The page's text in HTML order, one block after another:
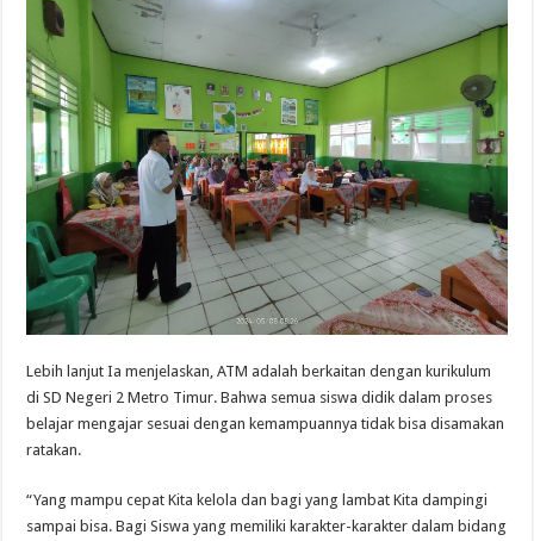
Lebih lanjut Ia menjelaskan, ATM adalah berkaitan dengan kurikulum
di SD Negeri 2 Metro Timur. Bahwa semua siswa didik dalam proses
belajar mengajar sesuai dengan kemampuannya tidak bisa disamakan
ratakan.
“Yang mampu cepat Kita kelola dan bagi yang lambat Kita dampingi
sampai bisa. Bagi Siswa yang memiliki karakter-karakter dalam bidang